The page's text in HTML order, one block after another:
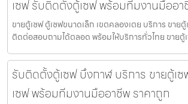
เซฟ รับติดตั้งตู้เซฟ พร้อมทีมงานมืออา
ขายตู้เซฟ ตู้เซฟขนาดเล็ก เขตคลองเตย บริการ ขาย
ติดต่อสอบถามได้ตลอด พร้อมให้บริการทั่วไทย ขายตู้
รับติดตั้งตู้เซฟ บึงกาฬ บริการ ขายตู้เ
เซฟ พร้อมทีมงานมืออาชีพ ราคาถูก